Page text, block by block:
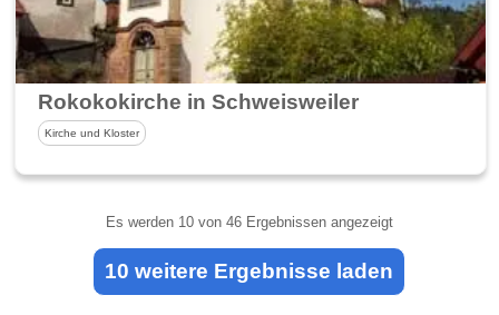
Rokokokirche in Schweisweiler
Kirche und Kloster
Es werden 10von 46 Ergebnissen angezeigt
10 weitere Ergebnisse laden